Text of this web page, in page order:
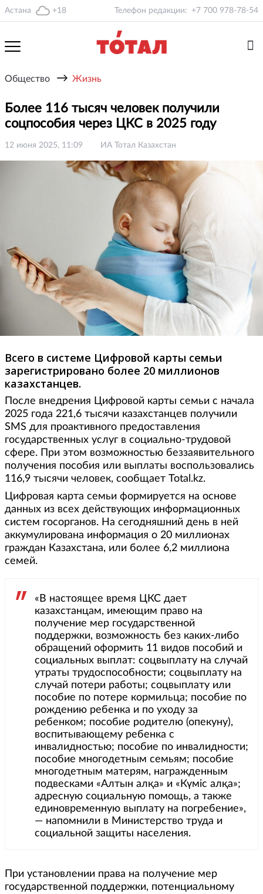
Астана +18 Телефон редакции: +7 700 978-78-54
Общество → Жизнь
Более 116 тысяч человек получили
соцпособия через ЦКС в 2025 году
12 июня 2025, 11:09 ИА Тотал Казахстан
Всего в системе Цифровой карты семьи
зарегистрировано более 20 миллионов
казахстанцев.
После внедрения Цифровой карты семьи с начала
2025 года 221,6 тысячи казахстанцев получили
SMS для проактивного предоставления
государственных услуг в социально-трудовой
сфере. При этом возможностью беззаявительного
получения пособия или выплаты воспользовались
116,9 тысячи человек, сообщает Total.kz.
Цифровая карта семьи формируется на основе
данных из всех действующих информационных
систем госорганов. На сегодняшний день в ней
аккумулирована информация о 20 миллионах
граждан Казахстана, или более 6,2 миллиона
семей.
«В настоящее время ЦКС дает
казахстанцам, имеющим право на
получение мер государственной
поддержки, возможность без каких-либо
обращений оформить 11 видов пособий и
социальных выплат: соцвыплату на случай
утраты трудоспособности; соцвыплату на
случай потери работы; соцвыплату или
пособие по потере кормильца; пособие по
рождению ребенка и по уходу за
ребенком; пособие родителю (опекуну),
воспитывающему ребенка с
инвалидностью; пособие по инвалидности;
пособие многодетным семьям; пособие
многодетным матерям, награжденным
подвесками «Алтын алқа» и «Күміс алқа»;
адресную социальную помощь, а также
единовременную выплату на погребение»,
— напомнили в Министерство труда и
социальной защиты населения.
При установлении права на получение мер
государственной поддержки, потенциальному